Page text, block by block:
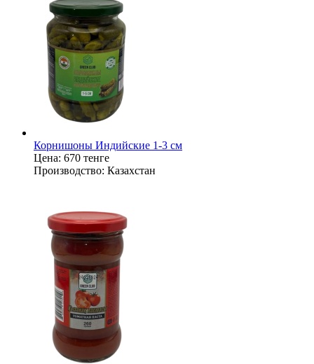
Корнишоны Индийские 1-3 см
Цена: 670 тенге
Производство: Казахстан